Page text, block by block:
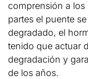
comprensión a
partes el puente
degradado, el
tenido que actuar
degradación y
de los años.